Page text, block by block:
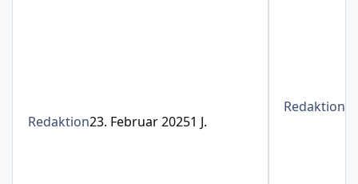
Redaktion23. Februar 20251 J.
Redaktion